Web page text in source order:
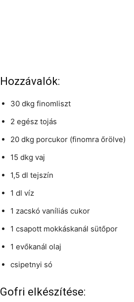
Hozzávalók:
30 dkg finomliszt
2 egész tojás
20 dkg porcukor (finomra őrölve)
15 dkg vaj
1,5 dl tejszín
1 dl víz
1 zacskó vaníliás cukor
1 csapott mokkáskanál sütőpor
1 evőkanál olaj
csipetnyi só
Gofri elkészítése: